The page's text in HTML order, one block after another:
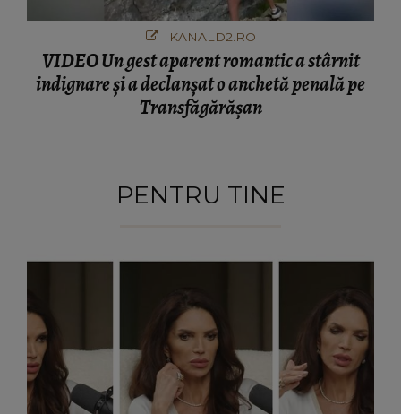
KANALD2.RO
VIDEO Un gest aparent romantic a stârnit
indignare și a declanșat o anchetă penală pe
Transfăgărășan
PENTRU TINE